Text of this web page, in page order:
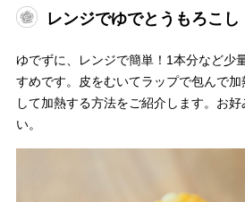
レンジでゆでとうもろこし
ゆでずに、レンジで簡単！1本分など少
すめです。皮をむいてラップで包んで
して加熱する方法をご紹介します。お
い。